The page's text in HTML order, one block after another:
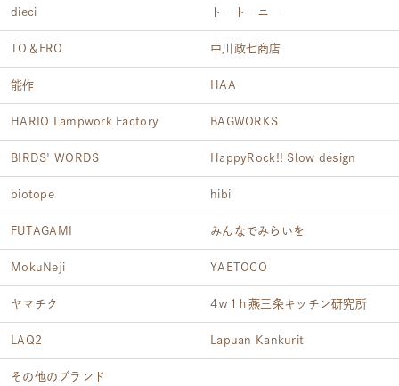
dieci トートーニー
TO＆FRO 中川政七商店
能作 HAA
HARIO Lampwork Factory BAGWORKS
BIRDS' WORDS HappyRock!! Slow design
biotope hibi
FUTAGAMI みんなでみらいを
MokuNeji YAETOCO
ヤマチク 4ｗ1ｈ燕三条キッチン研究所
LAQ2 Lapuan Kankurit
その他のブランド